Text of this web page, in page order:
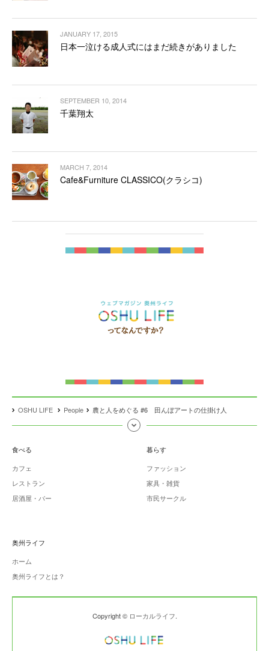
JANUARY 17, 2015
日本一泣ける成人式にはまだ続きがありました
SEPTEMBER 10, 2014
千葉翔太
MARCH 7, 2014
Cafe&Furniture CLASSICO(クラシコ)
OSHU LIFE People 農と人をめぐる #6 田んぼアートの仕掛け人
食べる
カフェ
レストラン
居酒屋・バー
暮らす
ファッション
家具・雑貨
市民サークル
奥州ライフ
ホーム
奥州ライフとは？
Copyright © ローカルライフ.